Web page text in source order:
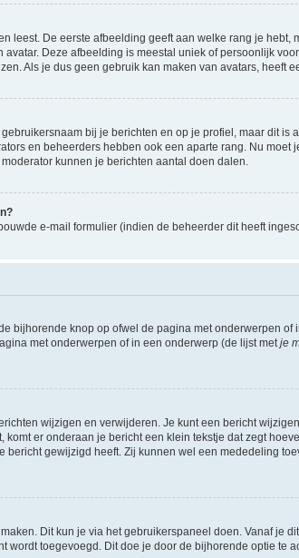
leest. De eerste afbeelding geeft aan welke rang je
Deze afbeelding is meestal uniek of persoonlijk
Als je dus geen gebruik kan maken van avatars,
bij je berichten en op je profiel, maar dit
en beheerders hebben ook een aparte rang. Nu
kunnen je berichten aantal doen dalen.
e-mail formulier (indien de beheerder dit heeft
bijhorende knop op ofwel de pagina met onderwerpen
met onderwerpen of in een onderwerp (de lijst metje
wijzigen en verwijderen. Je kunt een bericht
er onderaan je bericht een klein tekstje dat zegt
gewijzigd heeft. Zij kunnen wel een mededeling
Dit kun je via het gebruikerspaneel doen. Vanaf je
toegevoegd. Dit doe je door de bijhorende optie